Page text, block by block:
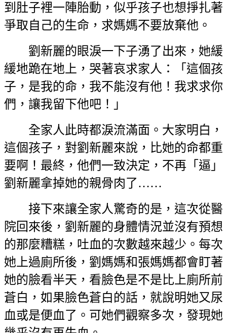
到肚子裡一陣胎動，似乎孩子也想掙扎著
爭取自己的生命，求媽媽不要放棄他。
劉新麗的眼淚一下子湧了出來，她緩
緩地跪在地上，哭著哀求家人：「這個孩
子，是我的命，我不能沒有他！我求求你
們，讓我留下他吧！」
全家人此時都淚流滿面。大家明白，
這個孩子，對劉新麗來說，比她的命都重
要啊！最終，他們一致決定，不再「逼」
劉新麗拿掉她的親骨肉了……
接下來讓全家人驚奇的是，這次從醫
院回來後，劉新麗的身體情況並沒有預想
的那麼糟糕，吐血的次數越來越少。每次
她上過廁所後，劉媽媽和張媽媽都會盯著
她的臉看半天，看臉色是不是比上廁所前
蒼白，如果臉色蒼白的話，就說明她又尿
血或是便血了。可她們觀察多次，發現她